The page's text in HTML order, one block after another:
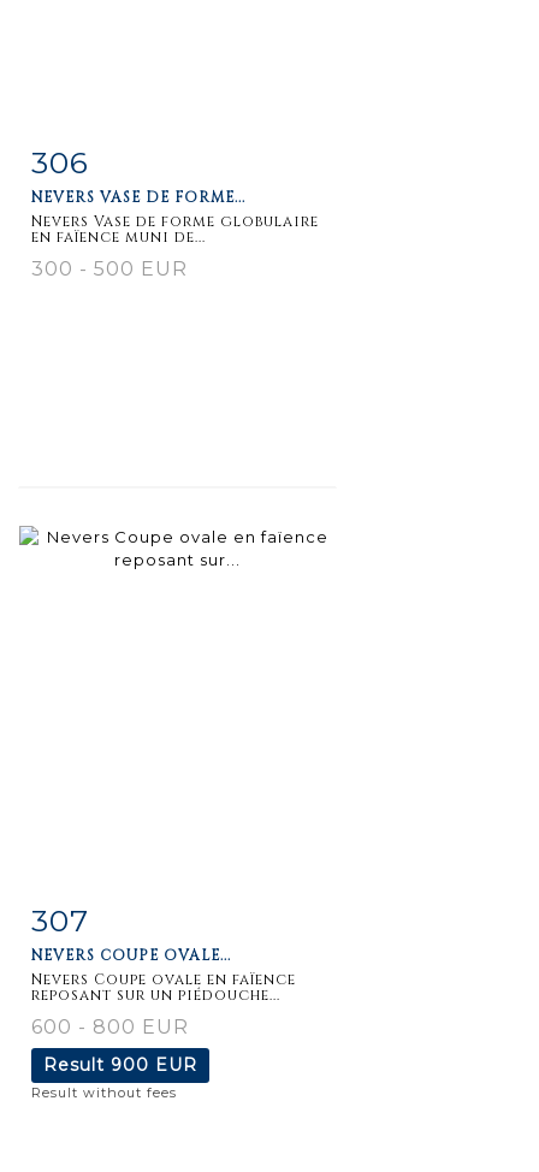
Item detail
306
NEVERS VASE DE FORME...
Nevers Vase de forme globulaire
en faïence muni de...
300 - 500 EUR
Item detail
307
NEVERS COUPE OVALE...
Nevers Coupe ovale en faïence
reposant sur un piédouche...
600 - 800 EUR
Result 900 EUR
Result without fees